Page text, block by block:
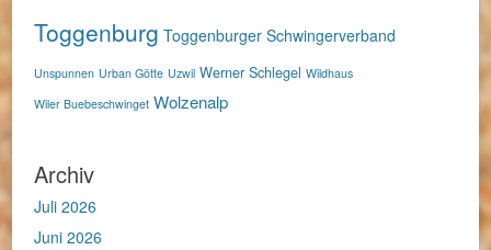
Toggenburg Toggenburger Schwingerverband
Unspunnen Urban Götte Uzwil Werner Schlegel Wildhaus
Wiler Buebeschwinget Wolzenalp
Archiv
Juli 2026
Juni 2026